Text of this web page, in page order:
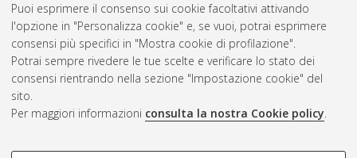
Puoi esprimere il consenso sui cookie facoltativi attivando
l'opzione in "Personalizza cookie" e, se vuoi, potrai esprimere
consensi più specifici in "Mostra cookie di profilazione".
Potrai sempre rivedere le tue scelte e verificare lo stato dei
consensi rientrando nella sezione "Impostazione cookie" del
sito.
Per maggiori informazioni consulta la nostra Cookie policy.
Atom
Rss 1.0
Rss 2.0
AMS Laurea
Impostazioni Cookie